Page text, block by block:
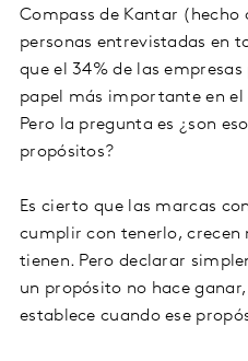
Compass de Kantar (hecho
personas entrevistadas en
que el 34% de las
papel más importante en el
Pero la pregunta es ¿son
propósitos?
Es cierto que las marcas
cumplir con tenerlo, crecen
tienen. Pero declarar
un propósito no hace
establece cuando ese